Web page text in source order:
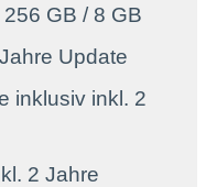
GB / 8 GB
Update
inklusiv inkl. 2
2 Jahre